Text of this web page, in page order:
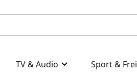
TV & Audio Sport &